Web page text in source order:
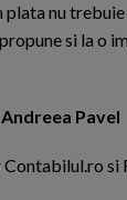
nu
si la
Pavel
Contabilul.ro si